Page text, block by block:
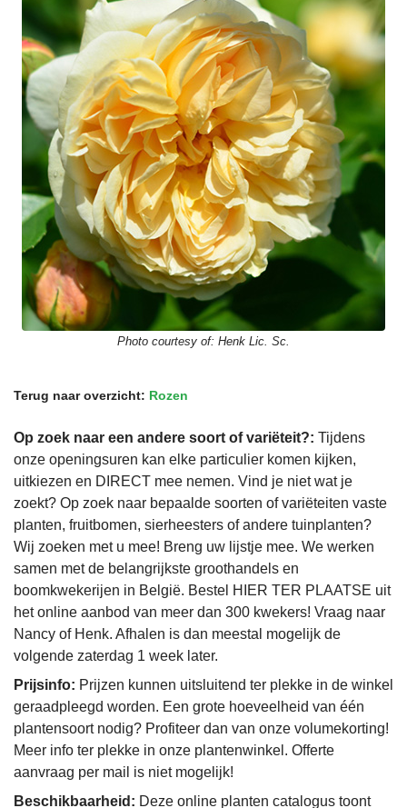
Photo courtesy of: Henk Lic. Sc.
Terug naar overzicht: Rozen
Op zoek naar een andere soort of variëteit?: Tijdens
onze openingsuren kan elke particulier komen kijken,
uitkiezen en DIRECT mee nemen. Vind je niet wat je
zoekt? Op zoek naar bepaalde soorten of variëteiten vaste
planten, fruitbomen, sierheesters of andere tuinplanten?
Wij zoeken met u mee! Breng uw lijstje mee. We werken
samen met de belangrijkste groothandels en
boomkwekerijen in België. Bestel HIER TER PLAATSE uit
het online aanbod van meer dan 300 kwekers! Vraag naar
Nancy of Henk. Afhalen is dan meestal mogelijk de
volgende zaterdag 1 week later.
Prijsinfo: Prijzen kunnen uitsluitend ter plekke in de winkel
geraadpleegd worden. Een grote hoeveelheid van één
plantensoort nodig? Profiteer dan van onze volumekorting!
Meer info ter plekke in onze plantenwinkel. Offerte
aanvraag per mail is niet mogelijk!
Beschikbaarheid: Deze online planten catalogus toont